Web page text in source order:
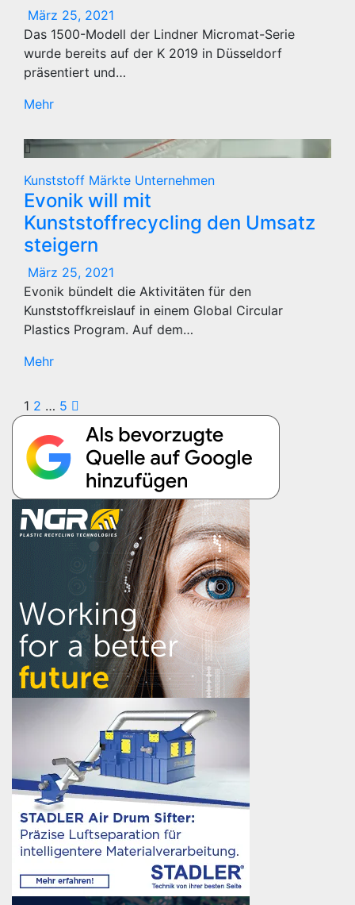
März 25, 2021
Das 1500-Modell der Lindner Micromat-Serie
wurde bereits auf der K 2019 in Düsseldorf
präsentiert und…
Mehr
Kunststoff Märkte Unternehmen
Evonik will mit
Kunststoffrecycling den Umsatz
steigern
März 25, 2021
Evonik bündelt die Aktivitäten für den
Kunststoffkreislauf in einem Global Circular
Plastics Program. Auf dem…
Mehr
Seitennummerierung
der
Beiträge
1 2 … 5